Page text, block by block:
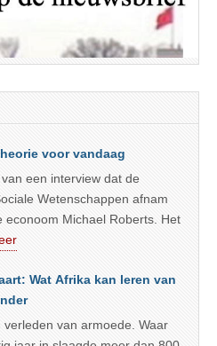
voor vandaag
een interview dat de
Wetenschappen afnam
econoom Michael Roberts. Het
Wat Afrika kan leren van
van armoede. Waar